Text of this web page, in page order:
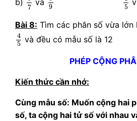
b)
7 và 9
5
Bài 8: Tìm các phân số vừa lớn
4
5
4
và đều có mẫu số là 12
PHÉP CỘNG
Kiến thức cần nhớ:
Cùng mẫu số: Muốn cộng hai
số, ta cộng hai tử số với nhau